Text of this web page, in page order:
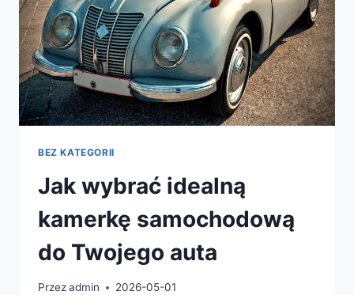
BEZ KATEGORII
Jak wybrać idealną
kamerkę samochodową
do Twojego auta
Przezadmin 2026-05-01